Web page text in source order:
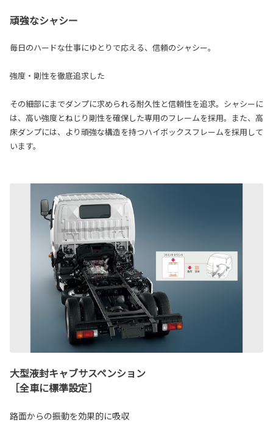
頑強なシャシー
毎日のハードな仕事にゆとりで応える、信頼のシャシー。
強度・剛性を徹底追求した
その細部にまでダンプに求められる耐久性と信頼性を追求。シャシーに
は、高い強度とねじり剛性を確保した専用のフレームを採用。また、高
床ダンプには、より頑強な構造を持つハイボックスフレームを採用して
います。
大型液封キャブサスペンション
［全車に標準設定］
路面からの振動を効果的に吸収